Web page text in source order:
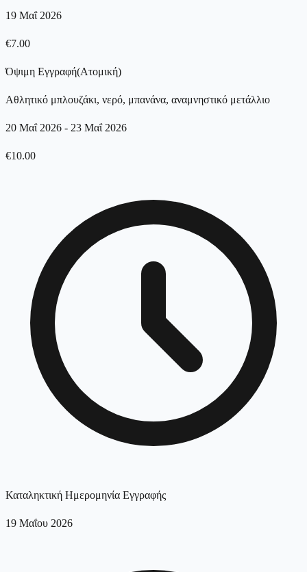
19 Μαΐ 2026
€7.00
Όψιμη Εγγραφή(Ατομική)
Αθλητικό μπλουζάκι, νερό, μπανάνα, αναμνηστικό μετάλλιο
20 Μαΐ 2026 - 23 Μαΐ 2026
€10.00
Καταληκτική Ημερομηνία Εγγραφής
19 Μαΐου 2026